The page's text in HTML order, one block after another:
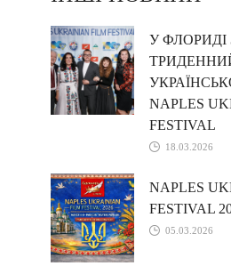
У
NAPLES
FESTIVAL
18.03.2026
NAPLES
FESTIVAL
05.03.2026